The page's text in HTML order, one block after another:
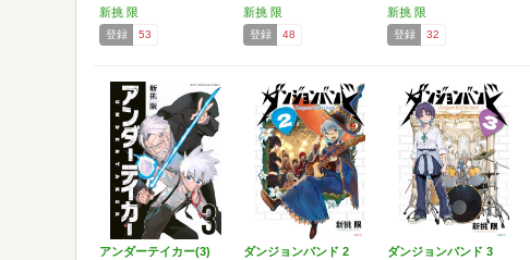
新挑 限
登録 53
新挑 限
登録 48
新挑 限
登録 32
アンダーテイカー(3)
ダンジョンバンド 2
ダンジョンバンド 3